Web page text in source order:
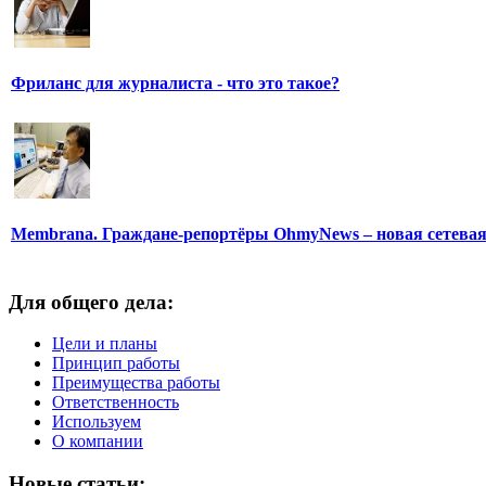
Фриланс для журналиста - что это такое?
Membrana. Граждане-репортёры OhmyNews – новая
Для общего дела:
Цели и планы
Принцип работы
Преимущества работы
Ответственность
Используем
О компании